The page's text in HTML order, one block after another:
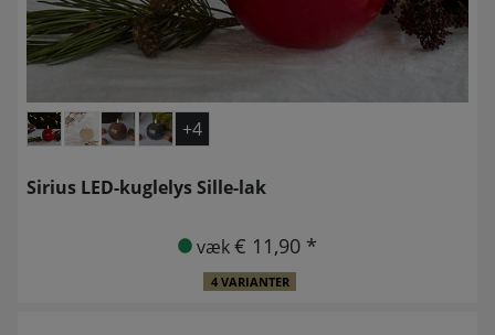
+4
Sirius LED-kuglelys Sille-lak
væk€ 11,90 *
4 VARIANTER